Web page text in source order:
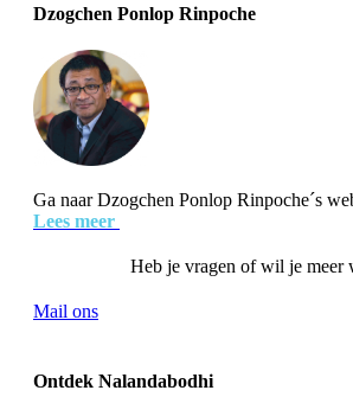
Dzogchen Ponlop Rinpoche
Ga naar Dzogchen Ponlop Rinpoche´s
Lees meer
Heb je vragen of wil je meer
Mail ons
Ontdek Nalandabodhi